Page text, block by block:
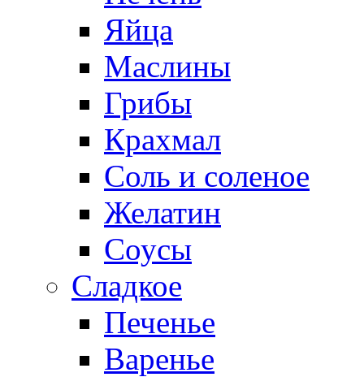
Яйца
Маслины
Грибы
Крахмал
Соль и соленое
Желатин
Соусы
Сладкое
Печенье
Варенье